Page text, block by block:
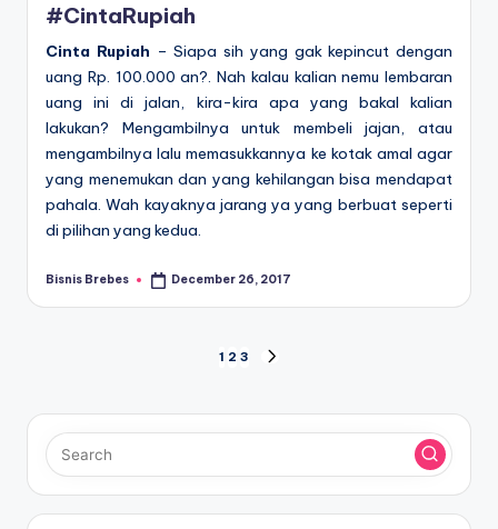
#CintaRupiah
Cinta Rupiah – Siapa sih yang gak kepincut dengan
uang Rp. 100.000 an?. Nah kalau kalian nemu lembaran
uang ini di jalan, kira-kira apa yang bakal kalian
lakukan? Mengambilnya untuk membeli jajan, atau
mengambilnya lalu memasukkannya ke kotak amal agar
yang menemukan dan yang kehilangan bisa mendapat
pahala. Wah kayaknya jarang ya yang berbuat seperti
di pilihan yang kedua.
Posted
Bisnis Brebes December 26, 2017
pagination
1 2 3